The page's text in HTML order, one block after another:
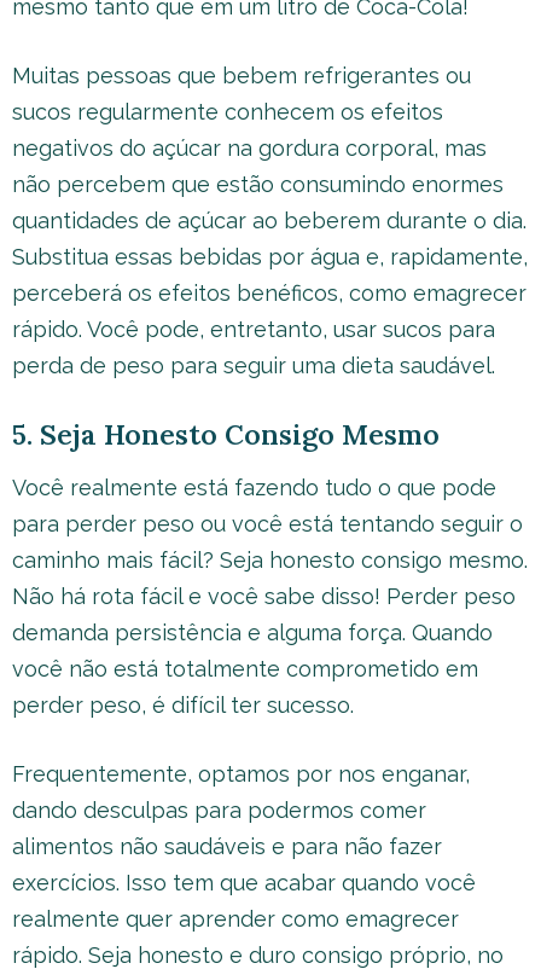
mesmo tanto que em um litro de Coca-Cola!
Muitas pessoas que bebem refrigerantes ou
sucos regularmente conhecem os efeitos
negativos do açúcar na gordura corporal, mas
não percebem que estão consumindo enormes
quantidades de açúcar ao beberem durante o dia.
Substitua essas bebidas por água e, rapidamente,
perceberá os efeitos benéficos, como emagrecer
rápido. Você pode, entretanto, usar sucos para
perda de peso para seguir uma dieta saudável.
5. Seja Honesto Consigo Mesmo
Você realmente está fazendo tudo o que pode
para perder peso ou você está tentando seguir o
caminho mais fácil? Seja honesto consigo mesmo.
Não há rota fácil e você sabe disso! Perder peso
demanda persistência e alguma força. Quando
você não está totalmente comprometido em
perder peso, é difícil ter sucesso.
Frequentemente, optamos por nos enganar,
dando desculpas para podermos comer
alimentos não saudáveis e para não fazer
exercícios. Isso tem que acabar quando você
realmente quer aprender como emagrecer
rápido. Seja honesto e duro consigo próprio, no